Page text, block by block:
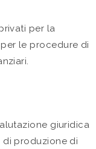
per la
le procedure di
giuridica
, di produzione di